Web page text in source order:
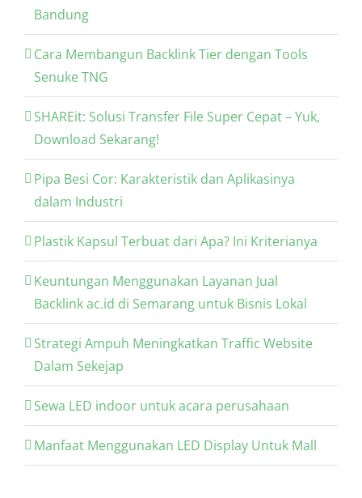
Bandung
Cara Membangun Backlink Tier dengan Tools
Senuke TNG
SHAREit: Solusi Transfer File Super Cepat – Yuk,
Download Sekarang!
Pipa Besi Cor: Karakteristik dan Aplikasinya
dalam Industri
Plastik Kapsul Terbuat dari Apa? Ini Kriterianya
Keuntungan Menggunakan Layanan Jual
Backlink ac.id di Semarang untuk Bisnis Lokal
Strategi Ampuh Meningkatkan Traffic Website
Dalam Sekejap
Sewa LED indoor untuk acara perusahaan
Manfaat Menggunakan LED Display Untuk Mall